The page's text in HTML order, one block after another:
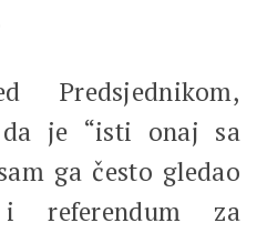
Predsjednikom,
je “isti onaj sa
ga često gledao
za